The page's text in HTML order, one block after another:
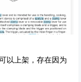
以上架，存在因为